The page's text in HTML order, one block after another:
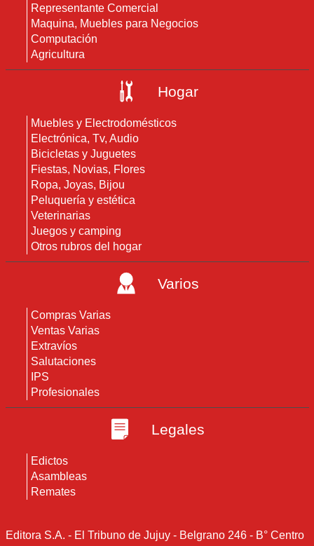
Representante Comercial
Maquina, Muebles para Negocios
Computación
Agricultura
Hogar
Muebles y Electrodomésticos
Electrónica, Tv, Audio
Bicicletas y Juguetes
Fiestas, Novias, Flores
Ropa, Joyas, Bijou
Peluquería y estética
Veterinarias
Juegos y camping
Otros rubros del hogar
Varios
Compras Varias
Ventas Varias
Extravíos
Salutaciones
IPS
Profesionales
Legales
Edictos
Asambleas
Remates
Editora S.A. - El Tribuno de Jujuy - Belgrano 246 - B° Centro